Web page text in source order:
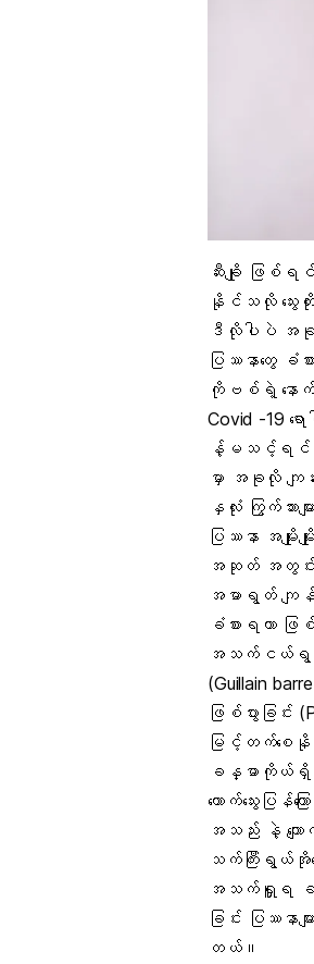
ဆီးချို ဖြစ်
နိုင်သလို သွေး
ဒီလိုပါပဲ အခု
ပြဿနာတွေ ခံ
ကိုဗစ်ရဲ့ နေ
Covid -19 ရ
န့်မသင့်ရင်
မှာ အခုလို ကျန်
နှလုံး ကြွက်သား
ပြဿနာ အမျို
အဆုတ် အတွင်းရှိ
အမာရွတ် ကျ
ခံစားရတာ
အသက်ငယ်ရွ
(Guillain
ဖြစ်ပွားခြင်း
မြင့်တက်စေ
ခန္ဓာကိုယ်ရှိ
ထောက်သွေးပြ
အသည်း နဲ့ ကျ
သက်ကြီးရွယ်အို
အသက်ရှူရ ခ
ခြင်း ပြဿနာ
တယ်။